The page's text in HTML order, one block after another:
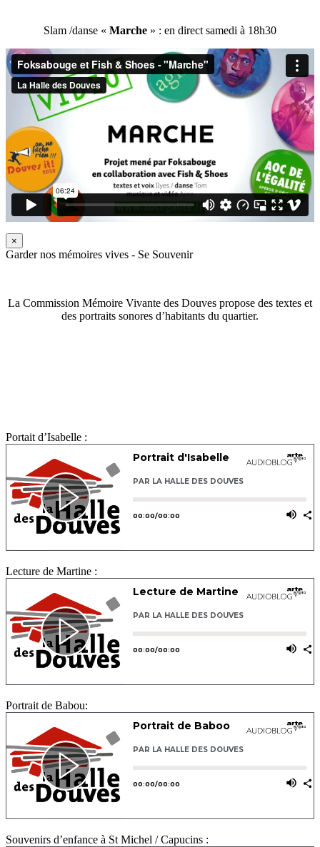
Slam /danse « Marche » : en direct samedi à 18h30
×
Garder nos mémoires vives - Se Souvenir
La Commission Mémoire Vivante des Douves propose des textes et
des portraits sonores d’habitants du quartier.
Portait d’Isabelle :
Lecture de Martine :
Portrait de Babou:
Souvenirs d’enfance à St Michel / Capucins :